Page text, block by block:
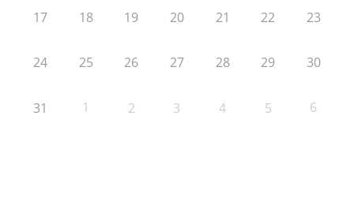
17 18 19 20 21 22 23
24 25 26 27 28 29 30
31 1 2 3 4 5 6